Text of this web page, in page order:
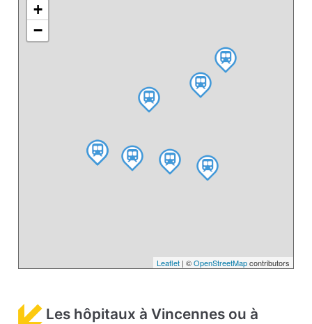
+
−
Leaflet| ©OpenStreetMapcontributors
Les hôpitaux à Vincennes ou à